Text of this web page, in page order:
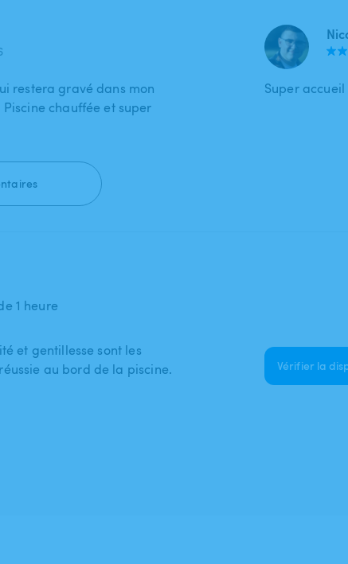
restera gravé dans mon
chauffée et super
Super
1 heure
et gentillesse sont les
au bord de la piscine.
Vérifier la